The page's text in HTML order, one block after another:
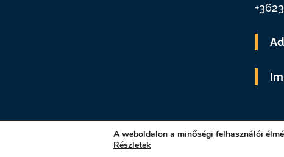
A weboldalon a minőségi felhasználói
Részletek